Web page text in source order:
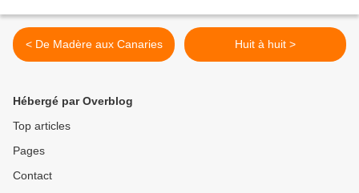
< De Madère aux Canaries Huit à huit >
Hébergé par Overblog
Top articles
Pages
Contact